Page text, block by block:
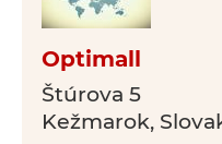
Optimall
Štúrova 5
Kežmarok,